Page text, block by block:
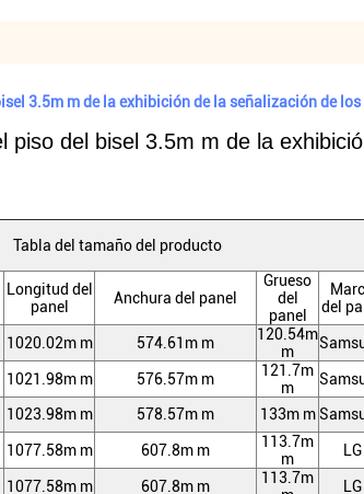
3.5m m de la exhibición de la señalización de
piso del bisel 3.5m m de la
Tabla del tamaño del producto
Longitud del
panel
Anchura del panel
Grueso
del
panel
del
1020.02m m 574.61m m
120.54m
m
1021.98m m 576.57m m
121.7m
m
1023.98m m 578.57m m 133m m
1077.58m m 607.8m m
113.7m
m
LG
1077.58m m 607.8m m
113.7m
LG